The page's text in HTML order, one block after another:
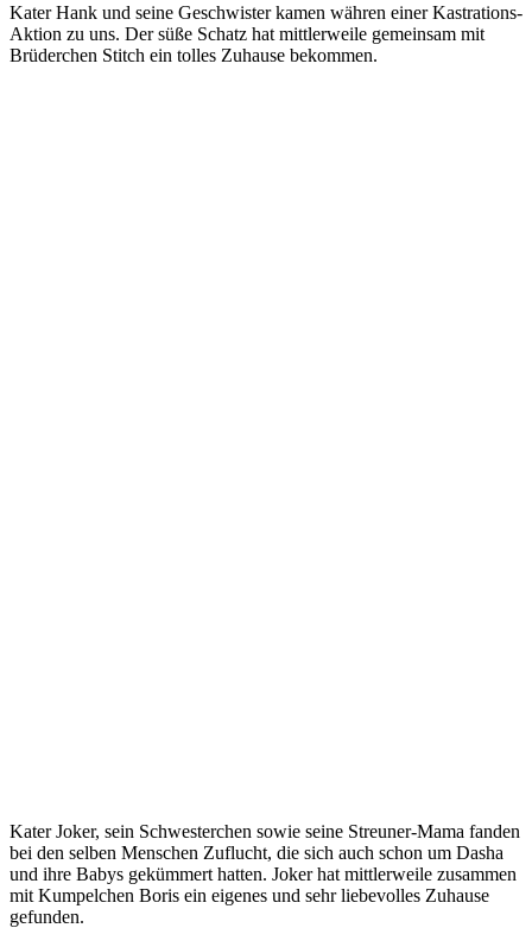
Kater Hank und seine Geschwister kamen währen einer Kastrations-
Aktion zu uns. Der süße Schatz hat mittlerweile gemeinsam mit
Brüderchen Stitch ein tolles Zuhause bekommen.
Kater Joker, sein Schwesterchen sowie seine Streuner-Mama fanden
bei den selben Menschen Zuflucht, die sich auch schon um Dasha
und ihre Babys gekümmert hatten. Joker hat mittlerweile zusammen
mit Kumpelchen Boris ein eigenes und sehr liebevolles Zuhause
gefunden.